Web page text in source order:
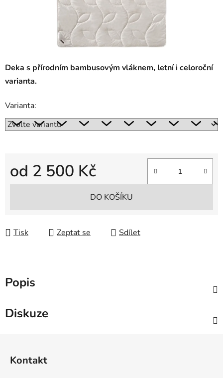
Deka s přírodním bambusovým vláknem, letní i celoroční
varianta.
Varianta:
od 2 500 Kč
Měrná cena:
DO KOŠÍKU
Tisk Zeptat se Sdílet
Popis
Diskuze
Kontakt